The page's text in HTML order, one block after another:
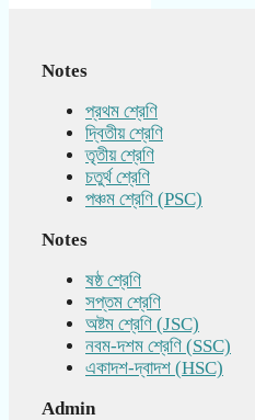
Notes
প্রথম শ্রেণি
দ্বিতীয় শ্রেণি
তৃতীয় শ্রেণি
চতুর্থ শ্রেণি
পঞ্চম শ্রেণি (PSC)
Notes
ষষ্ঠ শ্রেণি
সপ্তম শ্রেণি
অষ্টম শ্রেণি (JSC)
নবম-দশম শ্রেণি (SSC)
একাদশ-দ্বাদশ (HSC)
Admin